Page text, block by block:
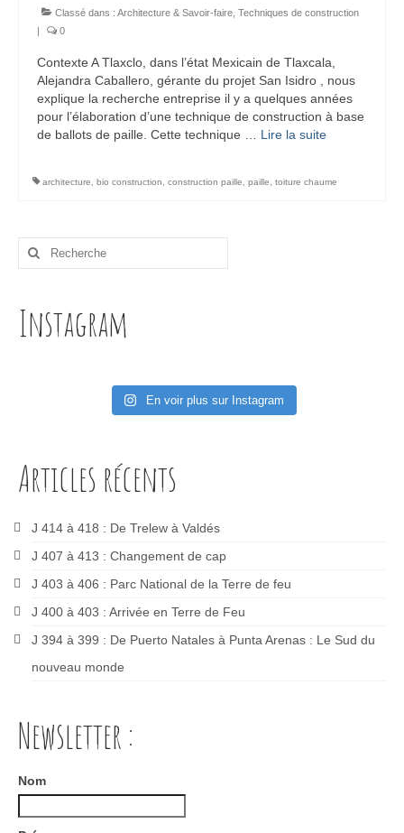
Classé dans : Architecture & Savoir-faire Techniques de construction
|
0
Contexte A Tlaxclo, dans l’état Mexicain de Tlaxcala,
Alejandra Caballero, gérante du projet San Isidro , nous
explique la recherche entreprise il y a quelques années
pour l’élaboration d’une technique de construction à base
de ballots de paille. Cette technique … Lire la suite­­
architecture bio construction construction paille paille toiture chaume
Rechercher
Instagram
En voir plus sur Instagram
Articles récents
J 414 à 418 : De Trelew à Valdés
J 407 à 413 : Changement de cap
J 403 à 406 : Parc National de la Terre de feu
J 400 à 403 : Arrivée en Terre de Feu
J 394 à 399 : De Puerto Natales à Punta Arenas : Le Sud du
nouveau monde
Newsletter :
Nom